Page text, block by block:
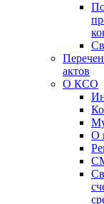
актов
О КСО
О